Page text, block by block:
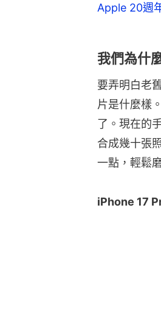
Apple 20週
我們為什
要弄明白老
片是什麼樣
了。現在的
合成幾十張
一點，輕鬆
iPhone 17